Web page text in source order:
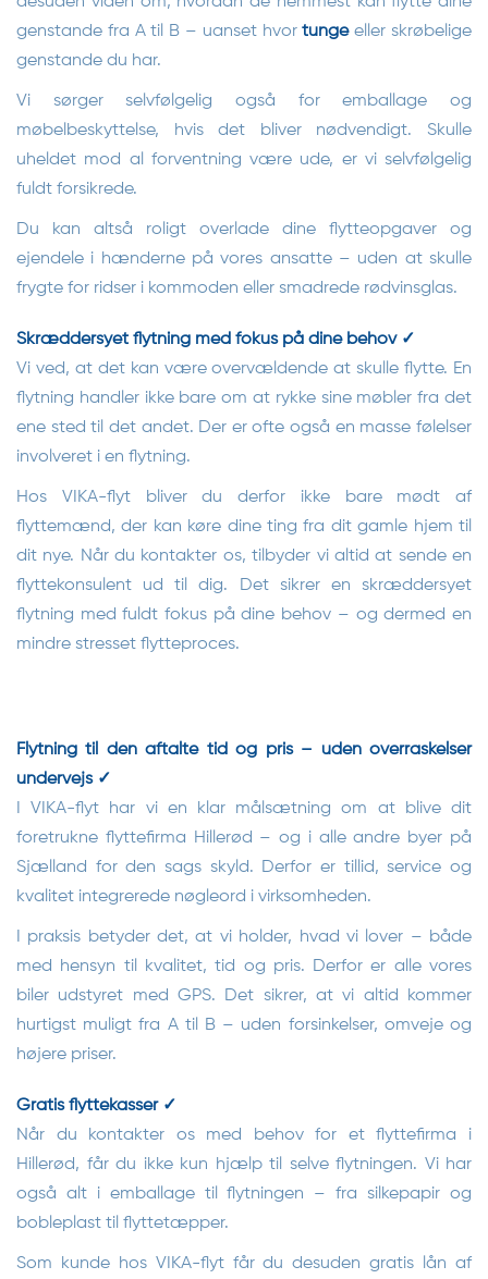
genstande fra A til B – uanset hvortungeeller skrøbelige
genstande du har.
Vi sørger selvfølgelig også for emballage og
møbelbeskyttelse, hvis det bliver nødvendigt. Skulle
uheldet mod al forventning være ude, er vi selvfølgelig
fuldt forsikrede.
Du kan altså roligt overlade dine flytteopgaver og
ejendele i hænderne på vores ansatte – uden at skulle
frygte for ridser i kommoden eller smadrede rødvinsglas.
Skræddersyet flytning med fokus på dine behov ✓
Vi ved, at det kan være overvældende at skulle flytte. En
flytning handler ikke bare om at rykke sine møbler fra det
ene sted til det andet. Der er ofte også en masse følelser
involveret i en flytning.
Hos VIKA-flyt bliver du derfor ikke bare mødt af
flyttemænd, der kan køre dine ting fra dit gamle hjem til
dit nye. Når du kontakter os, tilbyder vi altid at sende en
flyttekonsulent ud til dig. Det sikrer en skræddersyet
flytning med fuldt fokus på dine behov – og dermed en
mindre stresset flytteproces.
Flytning til den aftalte tid og pris – uden overraskelser
undervejs ✓
I VIKA-flyt har vi en klar målsætning om at blive dit
foretrukne flyttefirma Hillerød – og i alle andre byer på
Sjælland for den sags skyld. Derfor er tillid, service og
kvalitet integrerede nøgleord i virksomheden.
I praksis betyder det, at vi holder, hvad vi lover – både
med hensyn til kvalitet, tid og pris. Derfor er alle vores
biler udstyret med GPS. Det sikrer, at vi altid kommer
hurtigst muligt fra A til B – uden forsinkelser, omveje og
højere priser.
Gratis flyttekasser ✓
Når du kontakter os med behov for et flyttefirma i
Hillerød, får du ikke kun hjælp til selve flytningen. Vi har
også alt i emballage til flytningen – fra silkepapir og
bobleplast til flyttetæpper.
Som kunde hos VIKA-flyt får du desuden gratis lån af